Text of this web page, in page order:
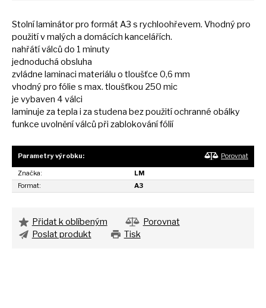
Stolní laminátor pro formátA3 s rychloohřevem. Vhodný pro
použitívmalých a domácích kancelářích.
nahřátí válcůdo 1 minuty
jednoduchá obsluha
zvládne laminaci materiálu o tloušťce 0,6 mm
vhodný pro fólie s max. tloušťkou 250 mic
je vybaven 4 válci
laminuje za tepla i za studena bez použití ochranné obálky
funkce uvolnění válců při zablokování fólií
Parametry výrobku: Porovnat
Značka:
LM
Format:
A3
Přidat k oblíbeným
Porovnat
Poslat produkt
Tisk